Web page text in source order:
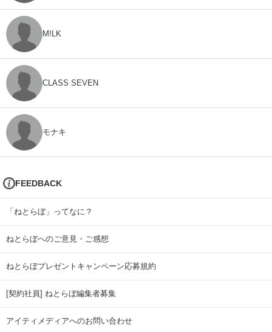
M!LK
CLASS SEVEN
モナキ
FEEDBACK
「ねとらぼ」ってなに？
ねとらぼへのご意見・ご感想
ねとらぼプレゼントキャンペーン応募規約
[契約社員] ねとらぼ編集者募集
アイティメディアへのお問い合わせ